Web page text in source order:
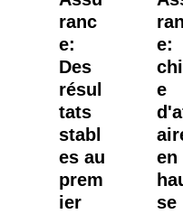
ranc
e:
Des
résul
tats
stabl
es au
prem
ier
e:
e
en
se